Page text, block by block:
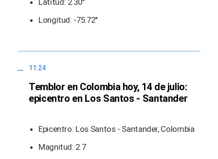
Latitud: 2.30°
Longitud: -75.72°
11:24
Temblor en Colombia hoy, 14 de julio:
epicentro en Los Santos - Santander
Epicentro: Los Santos - Santander, Colombia
Magnitud: 2.7